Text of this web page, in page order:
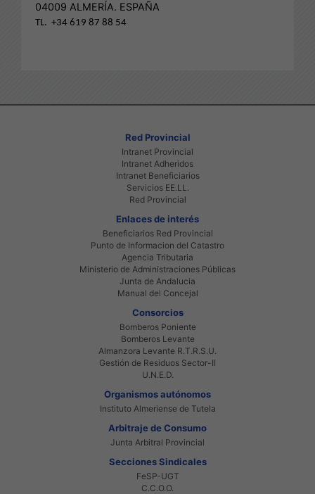
04009 ALMERÍA. ESPAÑA
TL. +34 619 87 88 54
Red Provincial
Intranet Provincial
Intranet Adheridos
Intranet Beneficiarios
Servicios EE.LL.
Red Provincial
Enlaces de interés
Beneficiarios Red Provincial
Punto de Informacion del Catastro
Agencia Tributaria
Ministerio de Administraciones Públicas
Junta de Andalucia
Manual del Concejal
Consorcios
Bomberos Poniente
Bomberos Levante
Almanzora Levante R.T.R.S.U.
Gestión de Residuos Sector-II
U.N.E.D.
Organismos autónomos
Instituto Almeriense de Tutela
Arbitraje de Consumo
Junta Arbitral Provincial
Secciones Sindicales
FeSP-UGT
C.C.O.O.